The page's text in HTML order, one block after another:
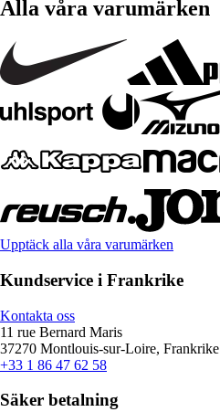
Alla våra varumärken
Upptäck alla våra varumärken
Kundservice i Frankrike
Kontakta oss
11 rue Bernard Maris
37270 Montlouis-sur-Loire, Frankrike
+33 1 86 47 62 58
Säker betalning